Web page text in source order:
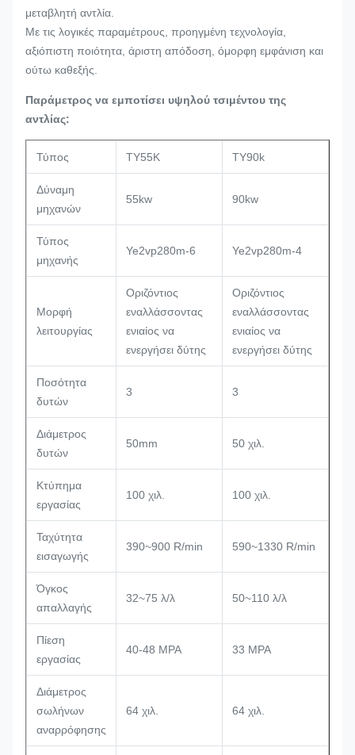
μεταβλητή αντλία.
Με τις λογικές παραμέτρους, προηγμένη τεχνολογία,
αξιόπιστη ποιότητα, άριστη απόδοση, όμορφη εμφάνιση και
ούτω καθεξής.
Παράμετρος να εμποτίσει υψηλού τσιμέντου της
αντλίας:
Τύπος TY55K TY90k
Δύναμη
μηχανών
55kw 90kw
Τύπος
μηχανής
Ye2vp280m-6 Ye2vp280m-4
Μορφή
λειτουργίας
Οριζόντιος
εναλλάσσοντας
ενιαίος να
ενεργήσει δύτης
Οριζόντιος
εναλλάσσοντας
ενιαίος να
ενεργήσει δύτης
Ποσότητα
δυτών
3 3
Διάμετρος
δυτών
50mm 50 χιλ.
Κτύπημα
εργασίας
100 χιλ. 100 χιλ.
Ταχύτητα
εισαγωγής
390~900 R/min 590~1330 R/min
Όγκος
απαλλαγής
32~75 λ/λ 50~110 λ/λ
Πίεση
εργασίας
40-48 MPA 33 MPA
Διάμετρος
σωλήνων
αναρρόφησης
64 χιλ. 64 χιλ.